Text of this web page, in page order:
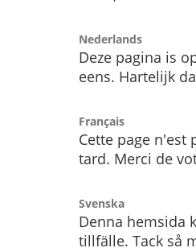
Nederlands
Deze pagina is
eens. Hartelijk
Français
Cette page n'est
tard. Merci de
Svenska
Denna hemsida
tillfälle. Tack så